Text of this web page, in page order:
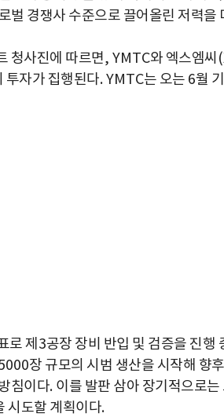
벌 경쟁사 수준으로 끌어올린 저력을
청사진에 따르면, YMTC와 엑스엠씨
투자가 집행된다. YMTC는 오는 6월
로 제 3공장 장비 반입 및 검증을 진행
장 규모의 시범 생산을 시작해 향
침이다. 이를 발판 삼아 장기적으로는
시도할 계획이다.